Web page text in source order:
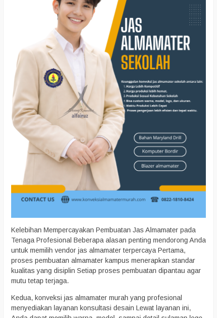
Kelebihan Mempercayakan Pembuatan Jas Almamater pada
Tenaga Profesional Beberapa alasan penting mendorong Anda
untuk memilih vendor jas almamater terpercaya Pertama,
proses pembuatan almamater kampus menerapkan standar
kualitas yang disiplin Setiap proses pembuatan dipantau agar
mutu tetap terjaga.
Kedua, konveksi jas almamater murah yang profesional
menyediakan layanan konsultasi desain Lewat layanan ini,